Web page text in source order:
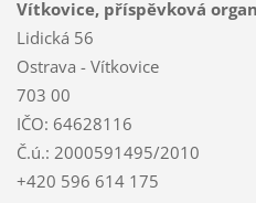
Vítkovice, příspěvková
Lidická 56
Ostrava - Vítkovice
703 00
IČO: 64628116
Č.ú.: 2000591495/2010
+420 596 614 175